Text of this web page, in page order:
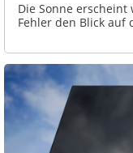
Die Sonne
Fehler den Blick auf